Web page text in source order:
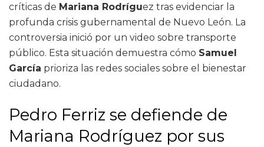
críticas de Mariana Rodríguez tras evidenciar la
profunda crisis gubernamental de Nuevo León. La
controversia inició por un video sobre transporte
público. Esta situación demuestra cómo Samuel
García prioriza las redes sociales sobre el bienestar
ciudadano.
Pedro Ferriz se defiende de
Mariana Rodríguez por sus